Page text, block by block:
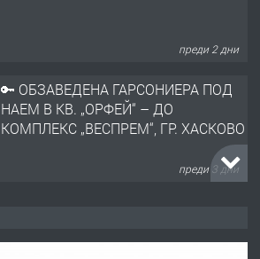
преди 2 дни
🔑 ОБЗАВЕДЕНА ГАРСОНИЕРА ПОД
НАЕМ В КВ. „ОРФЕЙ“ – ДО
КОМПЛЕКС „ВЕСПРЕМ“, ГР. ХАСКОВО
преди 3 дни
АПАРТАМЕНТ В ЦЕНТЪРА НА ГР.